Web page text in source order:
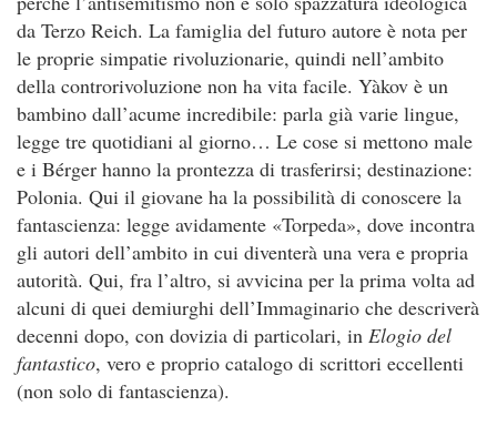
da Terzo Reich. La famiglia del futuro autore è nota per
le proprie simpatie rivoluzionarie, quindi nell’ambito
della controrivoluzione non ha vita facile. Yàkov è un
bambino dall’acume incredibile: parla già varie lingue,
legge tre quotidiani al giorno… Le cose si mettono male
e i Bérger hanno la prontezza di trasferirsi; destinazione:
Polonia. Qui il giovane ha la possibilità di conoscere la
fantascienza: legge avidamente «Torpeda», dove incontra
gli autori dell’ambito in cui diventerà una vera e propria
autorità. Qui, fra l’altro, si avvicina per la prima volta ad
alcuni di quei demiurghi dell’Immaginario che descriverà
decenni dopo, con dovizia di particolari, in Elogio del
fantastico, vero e proprio catalogo di scrittori eccellenti
(non solo di fantascienza).